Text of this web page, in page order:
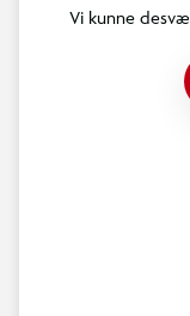
Vi kunne